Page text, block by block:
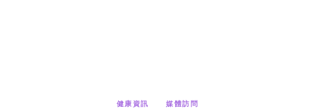
健康資訊 媒體訪問